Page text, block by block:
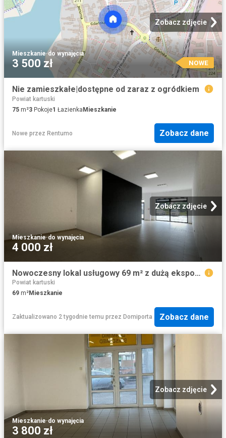
Zobacz zdjęcie
Mieszkanie·do wynajęcia
3 500 zł NOWE
Nie zamieszkałe|dostępne od zaraz z ogródkiem
Powiat kartuski
75 m²3 Pokoje1 ŁazienkaMieszkanie
Nowe przez Rentumo Zobacz dane
Zobacz zdjęcie
Mieszkanie·do wynajęcia
4 000 zł
Nowoczesny lokal usługowy 69 m² z dużą ekspozycją zapraszam
Powiat kartuski
69 m²Mieszkanie
Zaktualizowano 2 tygodnie temu przez Domiporta Zobacz dane
Zobacz zdjęcie
Mieszkanie·do wynajęcia
3 800 zł